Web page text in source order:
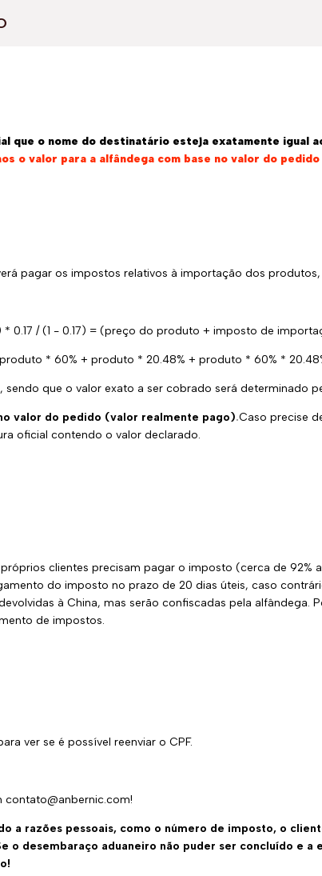
que o nome do destinatário esteja exatamente igual
o valor para a alfândega com base no valor do
pagar os impostos relativos à importação dos
/ (1 - 0.17) = (preço do produto + imposto de
produto * 60% + produto * 20.48% + produto * 60% *
, sendo que o valor exato a ser cobrado será determinado
valor do pedido (valor realmente pago).Caso precise
oficial contendo o valor declarado.
clientes precisam pagar o imposto (cerca de 92%
do imposto no prazo de 20 dias úteis, caso
à China, mas serão confiscadas pela
de impostos.
ver se é possível reenviar o CPF.
a razões pessoais, como o número de imposto, o
o desembaraço aduaneiro não puder ser concluído e